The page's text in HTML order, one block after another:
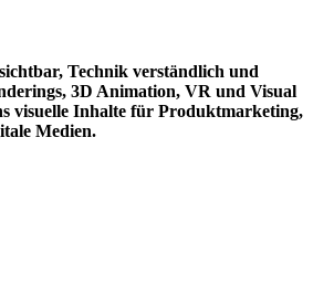
Technik verständlich und
3D Animation, VR und Visual
visuelle Inhalte für Produktmarketing,
Medien.